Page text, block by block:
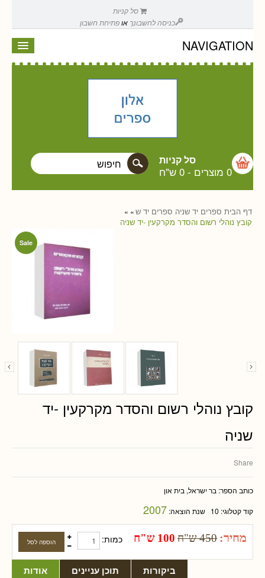
סל קניות
כניסה לחשבונך אופתיחת חשבון
NAVIGATION
סל קניות
0 מוצרים - 0 ש"ח
דף הבית » ספרים יד שניה ספרים יד ש »
קובץ נוהלי רשום והסדר מקרקעין -יד שניה
Sale
קובץ נוהלי רשום והסדר מקרקעין -יד
שניה
Share
כותב הספר: בר ישראל, בית און
קוד קטלוגי: 10 שנת הוצאה: 2007
מחיר: 450 ש"ח 100 ש"ח כמות:
אודות תוכן עניינים ביקורות